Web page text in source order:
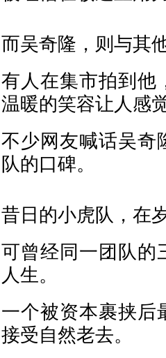
而吴奇隆，则与其
有人在集市拍到他
温暖的笑容让人感
不少网友喊话吴奇
队的口碑。
昔日的小虎队，在
可曾经同一团队的
人生。
一个被资本裹挟后
接受自然老去。